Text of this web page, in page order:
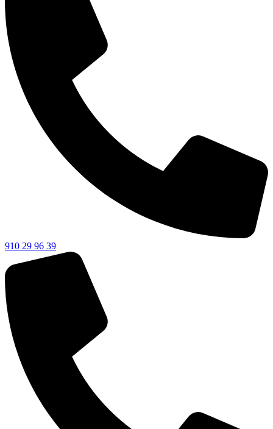
910 29 96 39